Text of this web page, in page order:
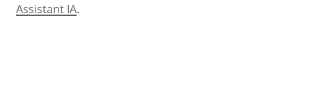
Assistant IA.